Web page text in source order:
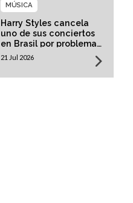
Harry Styles cancela
uno de sus conciertos
en Brasil por problemas
de salud
MÚSICA
21 Jul 2026